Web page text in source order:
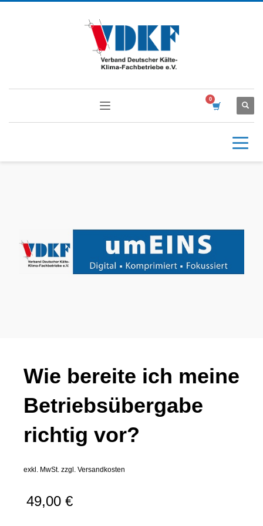
Wie bereite ich meine
Betriebsübergabe
richtig vor?
exkl. MwSt. zzgl. Versandkosten
49,00 €